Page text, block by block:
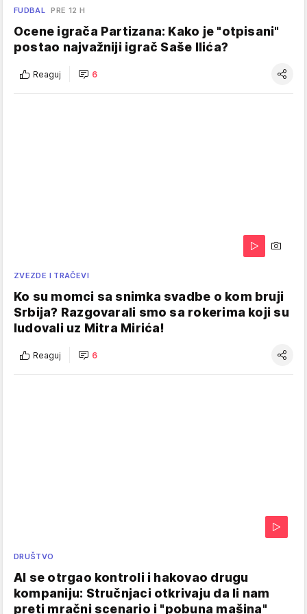
FUDBAL PRE 12 H
Ocene igrača Partizana: Kako je "otpisani"
postao najvažniji igrač Saše Ilića?
Reaguj 6
ZVEZDE I TRAČEVI
Ko su momci sa snimka svadbe o kom bruji
Srbija? Razgovarali smo sa rokerima koji su
ludovali uz Mitra Mirića!
Reaguj 6
DRUŠTVO
AI se otrgao kontroli i hakovao drugu
kompaniju: Stručnjaci otkrivaju da li nam
preti mračni scenario i "pobuna mašina"